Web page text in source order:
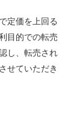
定価を上回る
目的での転売
し、転売され
せていただき